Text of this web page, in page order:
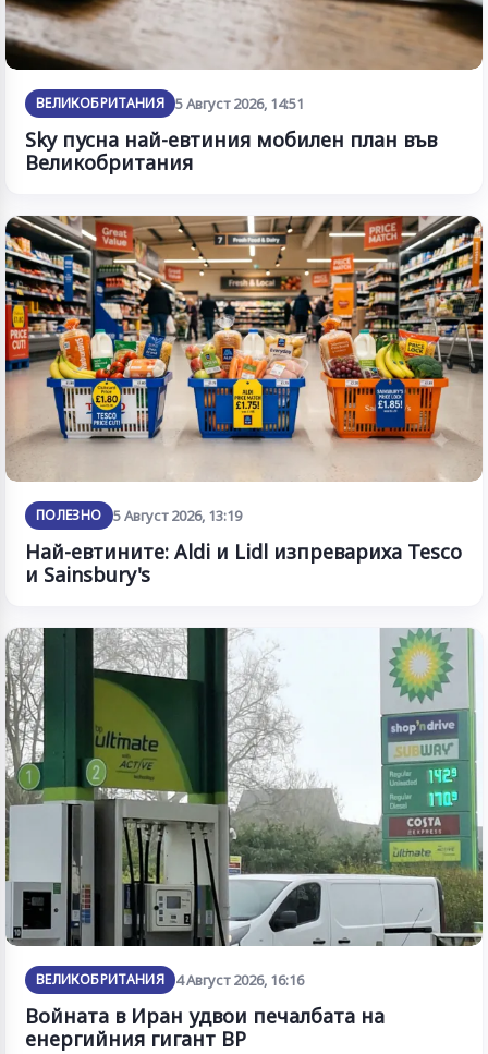
ВЕЛИКОБРИТАНИЯ 5 Август 2026, 14:51
Sky пусна най-евтиния мобилен план във
Великобритания
ПОЛЕЗНО 5 Август 2026, 13:19
Най-евтините: Aldi и Lidl изпревариха Tesco
и Sainsbury's
ВЕЛИКОБРИТАНИЯ 4 Август 2026, 16:16
Войната в Иран удвои печалбата на
енергийния гигант BP